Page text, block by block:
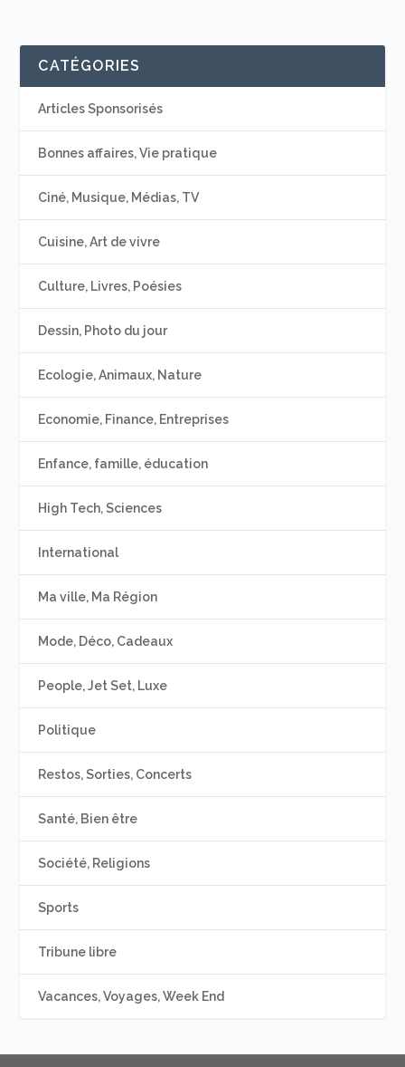
CATÉGORIES
Articles Sponsorisés
Bonnes affaires, Vie pratique
Ciné, Musique, Médias, TV
Cuisine, Art de vivre
Culture, Livres, Poésies
Dessin, Photo du jour
Ecologie, Animaux, Nature
Economie, Finance, Entreprises
Enfance, famille, éducation
High Tech, Sciences
International
Ma ville, Ma Région
Mode, Déco, Cadeaux
People, Jet Set, Luxe
Politique
Restos, Sorties, Concerts
Santé, Bien être
Société, Religions
Sports
Tribune libre
Vacances, Voyages, Week End